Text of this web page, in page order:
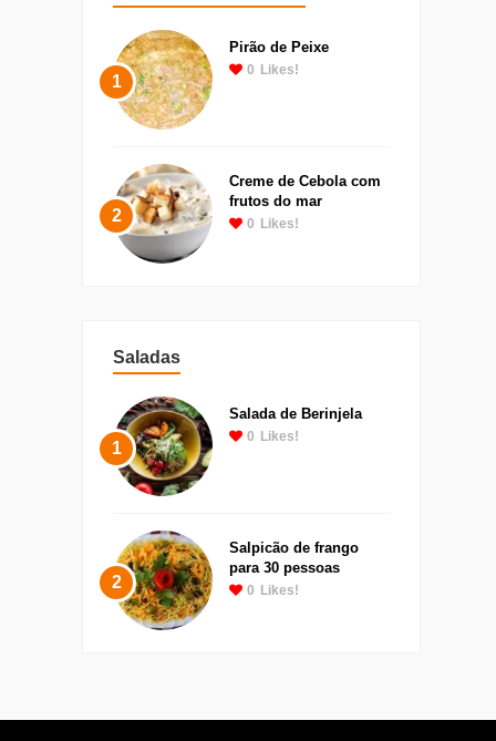
1
Pirão de Peixe
0 Likes!
2
Creme de Cebola com
frutos do mar
0 Likes!
Saladas
1
Salada de Berinjela
0 Likes!
2
Salpicão de frango
para 30 pessoas
0 Likes!